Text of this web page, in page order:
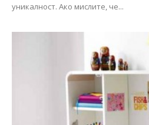
уникалност. Ако мислите, че...